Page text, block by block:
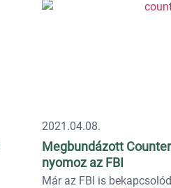
2021.04.08.
Megbundázott
nyomoz az FBI
Már az FBI is